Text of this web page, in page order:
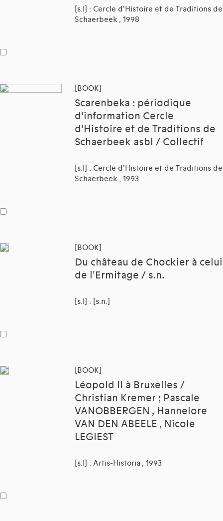
[s.l] : Cercle d'Histoire et de Traditions de
Schaerbeek , 1998
[BOOK]
Scarenbeka : périodique
d'information Cercle
d'Histoire et de Traditions de
Schaerbeek asbl / Collectif
[s.l] : Cercle d'Histoire et de Traditions de
Schaerbeek , 1993
[BOOK]
Du château de Chockier à celui
de l'Ermitage / s.n.
[s.l] : [s.n.]
[BOOK]
Léopold II à Bruxelles /
Christian Kremer ; Pascale
VANOBBERGEN , Hannelore
VAN DEN ABEELE , Nicole
LEGIEST
[s.l] : Artis-Historia , 1993